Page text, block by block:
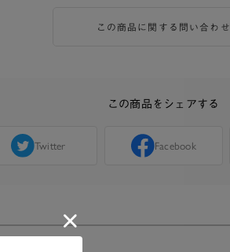
この商品に関する問い合わせ
この商品をシェアする
Twitter Facebook